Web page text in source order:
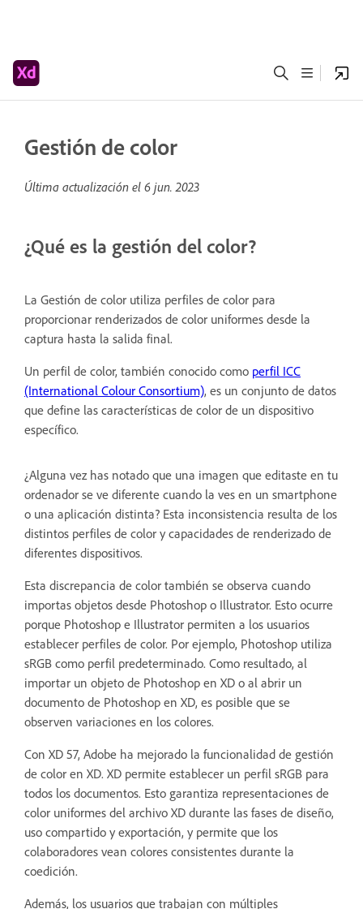
Gestión de color
Última actualización el 6 jun. 2023
¿Qué es la gestión del color?
La Gestión de color utiliza perfiles de color para
proporcionar renderizados de color uniformes desde la
captura hasta la salida final.
Un perfil de color, también conocido como perfil ICC
(International Colour Consortium), es un conjunto de datos
que define las características de color de un dispositivo
específico.
¿Alguna vez has notado que una imagen que editaste en tu
ordenador se ve diferente cuando la ves en un smartphone
o una aplicación distinta? Esta inconsistencia resulta de los
distintos perfiles de color y capacidades de renderizado de
diferentes dispositivos.
Esta discrepancia de color también se observa cuando
importas objetos desde Photoshop o Illustrator. Esto ocurre
porque Photoshop e Illustrator permiten a los usuarios
establecer perfiles de color. Por ejemplo, Photoshop utiliza
sRGB como perfil predeterminado. Como resultado, al
importar un objeto de Photoshop en XD o al abrir un
documento de Photoshop en XD, es posible que se
observen variaciones en los colores.
Con XD 57, Adobe ha mejorado la funcionalidad de gestión
de color en XD. XD permite establecer un perfil sRGB para
todos los documentos. Esto garantiza representaciones de
color uniformes del archivo XD durante las fases de diseño,
uso compartido y exportación, y permite que los
colaboradores vean colores consistentes durante la
coedición.
Además, los usuarios que trabajan con múltiples